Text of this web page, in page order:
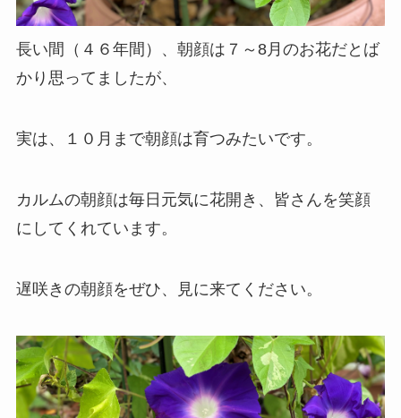
長い間（４６年間）、朝顔は７～8月のお花だとば
かり思ってましたが、
実は、１０月まで朝顔は育つみたいです。
カルムの朝顔は毎日元気に花開き、皆さんを笑顔
にしてくれています。
遅咲きの朝顔をぜひ、見に来てください。